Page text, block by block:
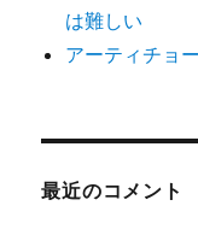
は難しい
アーティチョ
最近のコメント